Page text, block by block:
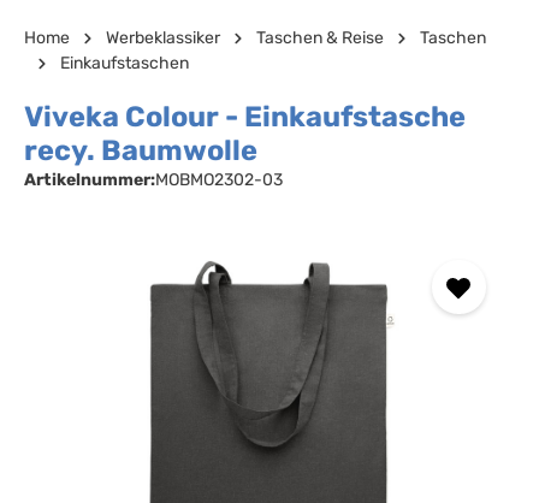
Home Werbeklassiker Taschen & Reise
Taschen
Einkaufstaschen
Viveka Colour - Einkaufstasche
recy. Baumwolle
Artikelnummer:MOBMO2302-03